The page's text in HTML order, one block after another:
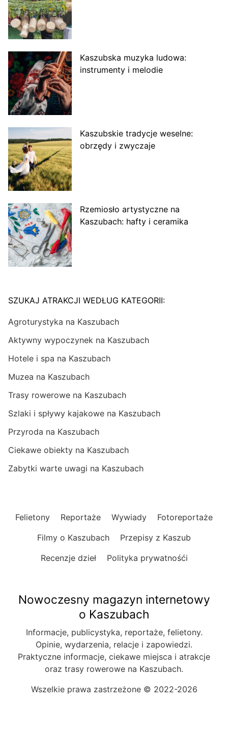
Kaszubska muzyka ludowa:
instrumenty i melodie
Kaszubskie tradycje weselne:
obrzędy i zwyczaje
Rzemiosło artystyczne na
Kaszubach: hafty i ceramika
SZUKAJ ATRAKCJI WEDŁUG KATEGORII:
Agroturystyka na Kaszubach
Aktywny wypoczynek na Kaszubach
Hotele i spa na Kaszubach
Muzea na Kaszubach
Trasy rowerowe na Kaszubach
Szlaki i spływy kajakowe na Kaszubach
Przyroda na Kaszubach
Ciekawe obiekty na Kaszubach
Zabytki warte uwagi na Kaszubach
Felietony Reportaże Wywiady
Fotoreportaże
Filmy o Kaszubach
Przepisy z Kaszub
Recenzje dzieł
Polityka prywatnośći
Nowoczesny magazyn internetowy
o Kaszubach
Informacje, publicystyka, reportaże, felietony.
Opinie, wydarzenia, relacje i zapowiedzi.
Praktyczne informacje, ciekawe miejsca i atrakcje
oraz trasy rowerowe na Kaszubach.
Wszelkie prawa zastrzeżone © 2022-2026